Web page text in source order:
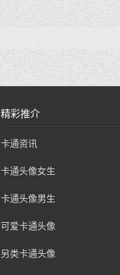
精彩推介
卡通资讯
卡通头像女生
卡通头像男生
可爱卡通头像
另类卡通头像